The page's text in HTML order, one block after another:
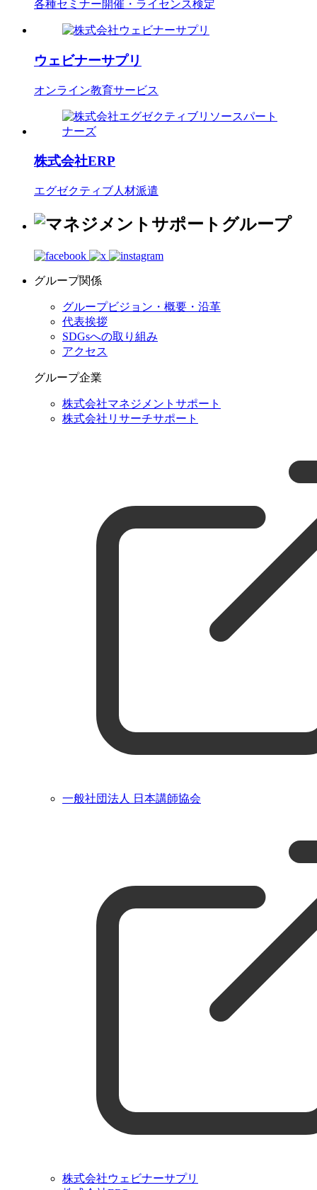
各種セミナー開催・ライセンス検定
ウェビナーサプリ
オンライン教育サービス
株式会社ERP
エグゼクティブ人材派遣
グループ関係
グループビジョン・概要・沿革
代表挨拶
SDGsへの取り組み
アクセス
グループ企業
株式会社マネジメントサポート
株式会社リサーチサポート
一般社団法人 日本講師協会
株式会社ウェビナーサプリ